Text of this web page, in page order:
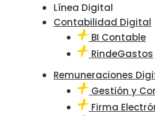
Línea Digital
Contabilidad Digital
BI Contable
RindeGastos
Remuneraciones
Gestión y
Firma